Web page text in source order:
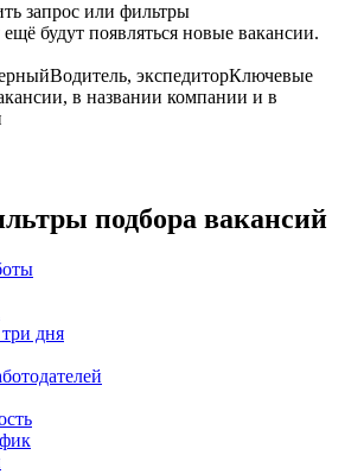
запрос или фильтры
будут появляться новые вакансии.
Водитель, экспедиторКлючевые
в названии компании и в
подбора вакансий
дня